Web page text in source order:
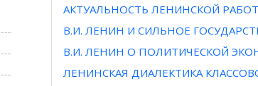
АКТУАЛЬНОСТЬ ЛЕНИНСКОЙ
В.И. ЛЕНИН И СИЛЬНОЕ
В.И. ЛЕНИН О ПОЛИТИЧЕСКОЙ
ЛЕНИНСКАЯ ДИАЛЕКТИКА